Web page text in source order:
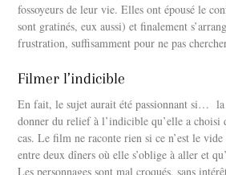
fossoyeurs de leur vie. Elles ont épousé le
sont gratinés, eux aussi) et finalement
frustration, suffisamment pour ne pas
Filmer l’indicible
En fait, le sujet aurait été passionnant si… la
donner du relief à l’indicible qu’elle a choisi
cas. Le film ne raconte rien si ce n’est le
entre deux dîners où elle s’oblige à aller et
Les personnages sont mal croqués, sans